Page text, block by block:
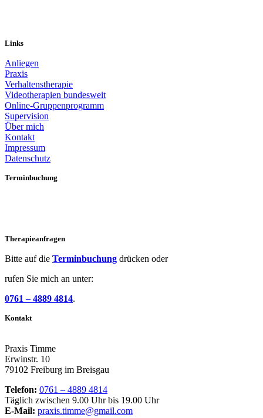
Links
Anliegen
Praxis
Verhaltenstherapie
Videotherapien bundesweit
Online-Gruppenprogramm
Supervision
Über mich
Kontakt
Impressum
Datenschutz
Terminbuchung
Therapieanfragen
Bitte auf die Terminbuchung drücken oder
rufen Sie mich an unter:
0761 – 4889 4814.
Kontakt
Praxis Timme
Erwinstr. 10
79102 Freiburg im Breisgau
Telefon: 0761 – 4889 4814
Täglich zwischen 9.00 Uhr bis 19.00 Uhr
E-Mail: praxis.timme@gmail.com